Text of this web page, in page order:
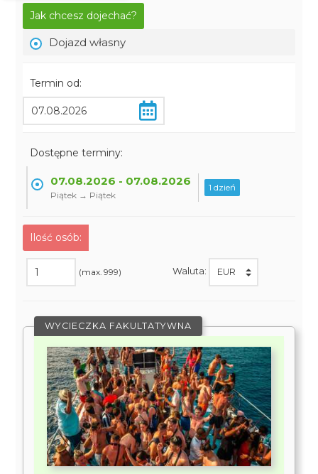
Jak chcesz dojechać?
Dojazd własny
Termin od:
Dostępne terminy:
07.08.2026 - 07.08.2026
Piątek → Piątek
1 dzień
Ilość osób:
(max. 999) Waluta:
WYCIECZKA FAKULTATYWNA